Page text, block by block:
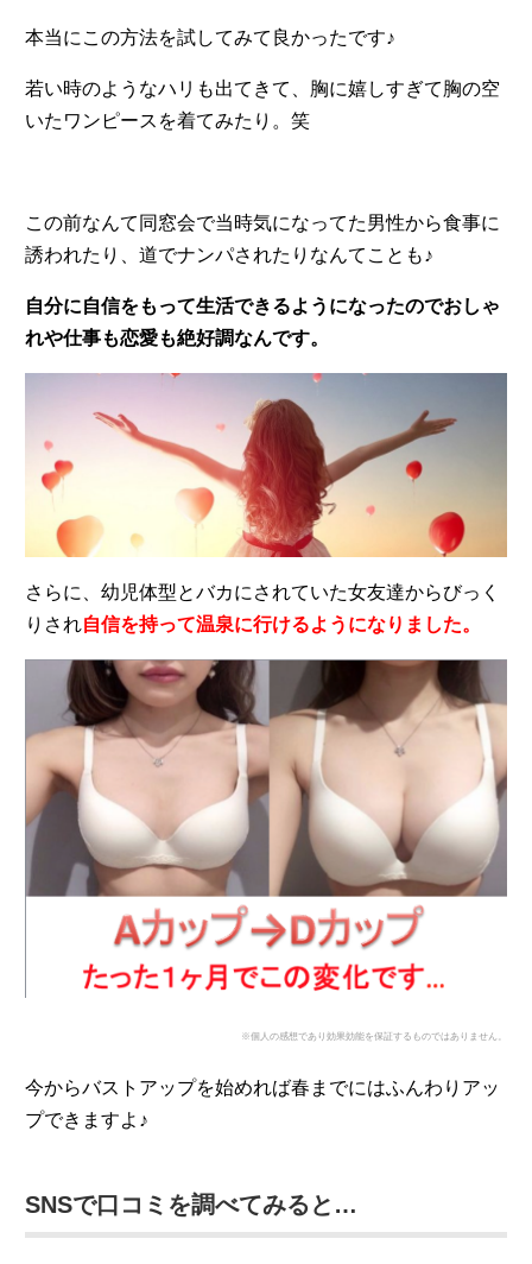
本当にこの方法を試してみて良かったです♪
若い時のようなハリも出てきて、胸に嬉しすぎて胸の空
いたワンピースを着てみたり。笑
この前なんて同窓会で当時気になってた男性から食事に
誘われたり、道でナンパされたりなんてことも♪
自分に自信をもって生活できるようになったのでおしゃ
れや仕事も恋愛も絶好調なんです。
さらに、幼児体型とバカにされていた女友達からびっく
りされ自信を持って温泉に行けるようになりました。
※個人の感想であり効果効能を保証するものではありません。
今からバストアップを始めれば春までにはふんわりアッ
プできますよ♪
SNSで口コミを調べてみると…